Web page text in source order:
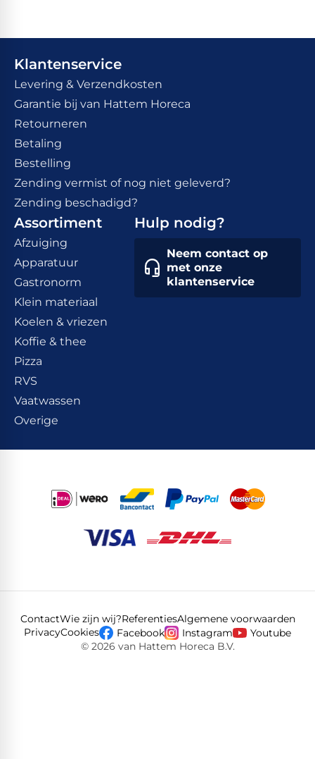
Klantenservice
Levering & Verzendkosten
Garantie bij van Hattem Horeca
Retourneren
Betaling
Bestelling
Zending vermist of nog niet geleverd?
Zending beschadigd?
Assortiment
Afzuiging
Apparatuur
Gastronorm
Klein materiaal
Koelen & vriezen
Koffie & thee
Pizza
RVS
Vaatwassen
Overige
Hulp nodig?
Neem contact op
met onze
klantenservice
ContactWie zijn wij?ReferentiesAlgemene voorwaarden
PrivacyCookies Facebook Instagram
Youtube
© 2026 van Hattem Horeca B.V.